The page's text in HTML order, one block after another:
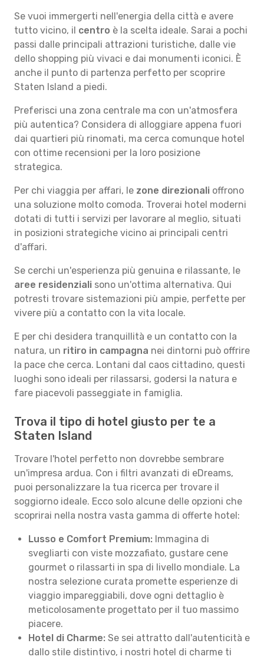
Se vuoi immergerti nell'energia della città e avere
tutto vicino, il centro è la scelta ideale. Sarai a pochi
passi dalle principali attrazioni turistiche, dalle vie
dello shopping più vivaci e dai monumenti iconici. È
anche il punto di partenza perfetto per scoprire
Staten Island a piedi.
Preferisci una zona centrale ma con un'atmosfera
più autentica? Considera di alloggiare appena fuori
dai quartieri più rinomati, ma cerca comunque hotel
con ottime recensioni per la loro posizione
strategica.
Per chi viaggia per affari, le zone direzionali offrono
una soluzione molto comoda. Troverai hotel moderni
dotati di tutti i servizi per lavorare al meglio, situati
in posizioni strategiche vicino ai principali centri
d'affari.
Se cerchi un'esperienza più genuina e rilassante, le
aree residenziali sono un'ottima alternativa. Qui
potresti trovare sistemazioni più ampie, perfette per
vivere più a contatto con la vita locale.
E per chi desidera tranquillità e un contatto con la
natura, un ritiro in campagna nei dintorni può offrire
la pace che cerca. Lontani dal caos cittadino, questi
luoghi sono ideali per rilassarsi, godersi la natura e
fare piacevoli passeggiate in famiglia.
Trova il tipo di hotel giusto per te a
Staten Island
Trovare l'hotel perfetto non dovrebbe sembrare
un'impresa ardua. Con i filtri avanzati di eDreams,
puoi personalizzare la tua ricerca per trovare il
soggiorno ideale. Ecco solo alcune delle opzioni che
scoprirai nella nostra vasta gamma di offerte hotel:
Lusso e Comfort Premium: Immagina di
svegliarti con viste mozzafiato, gustare cene
gourmet o rilassarti in spa di livello mondiale. La
nostra selezione curata promette esperienze di
viaggio impareggiabili, dove ogni dettaglio è
meticolosamente progettato per il tuo massimo
piacere.
Hotel di Charme: Se sei attratto dall'autenticità e
dallo stile distintivo, i nostri hotel di charme ti